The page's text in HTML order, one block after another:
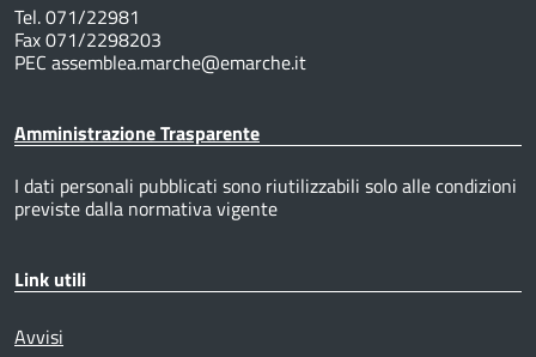
Tel. 071/22981
Fax 071/2298203
PEC assemblea.marche@emarche.it
Amministrazione Trasparente
I dati personali pubblicati sono riutilizzabili solo alle condizioni
previste dalla normativa vigente
Link utili
Avvisi